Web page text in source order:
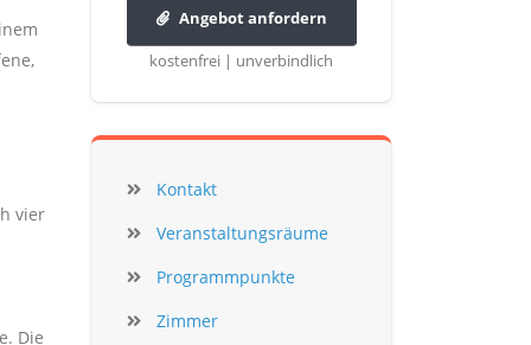
vier
Die
Angebot anfordern
kostenfrei | unverbindlich
Kontakt
Veranstaltungsräume
Programmpunkte
Zimmer